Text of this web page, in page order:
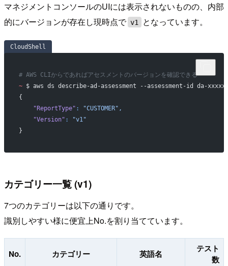
マネジメントコンソールのUIには表示されないものの、内部
的にバージョンが存在し現時点で v1 となっています。
CloudShell
# AWS CLIからであればアセスメントのバージョンを確認できる
~ $ aws ds describe-ad-assessment --assessment-id da-
{
    "ReportType"
:
"CUSTOMER",
    "Version"
:
"v1"
}
カテゴリー一覧 (v1)
7つのカテゴリーは以下の通りです。
識別しやすい様に便宜上No.を割り当てています。
No. カテゴリー 英語名
テスト
数